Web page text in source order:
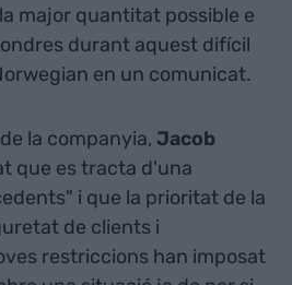
major quantitat possible e
durant aquest difícil
en un comunicat.
la companyia, Jacob
que es tracta d'una
i que la prioritat de la
de clients i
restriccions han imposat